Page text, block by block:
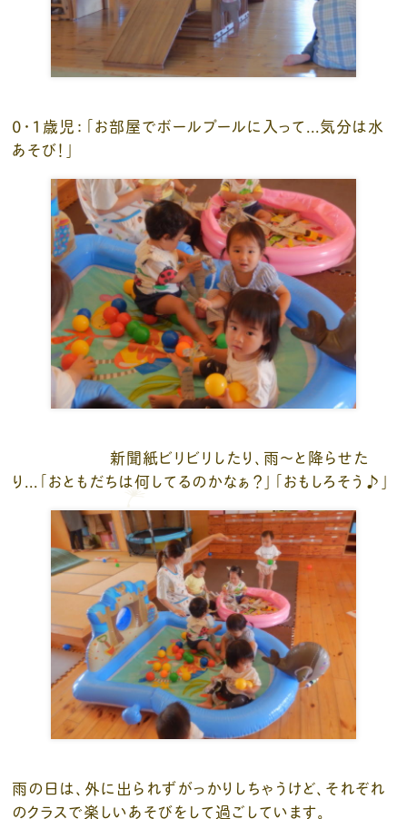
0・１歳児：「お部屋でボールプールに入って...気分は水
あそび！」
新聞紙ビリビリしたり、雨～と降らせた
り...「おともだちは何してるのかなぁ？」「おもしろそう♪」
雨の日は、外に出られずがっかりしちゃうけど、それぞれ
のクラスで楽しいあそびをして過ごしています。